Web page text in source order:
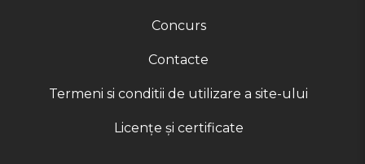
Concurs
Contacte
Termeni si conditii de utilizare a site-ului
Licențe și certificate